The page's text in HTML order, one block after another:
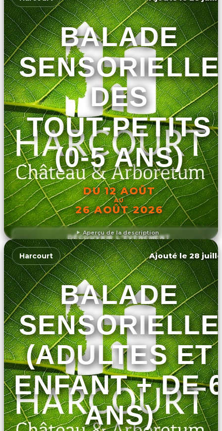
Aperçu de la description
BALADE
SENSORIELLE
DES
TOUT-PETITS
(0-5 ANS)
DU 12 AOÛT
AU
26 AOÛT 2026
DÉCOUVRIR L'ÉVÉNEMENT
Harcourt Ajouté le 28
BALADE
SENSORIELLE
(ADULTES ET
ENFANT + DE
ANS)